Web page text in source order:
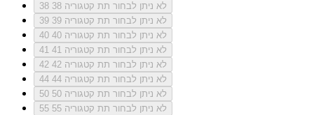
38
לא ניתן לבחור תת קטגוריה 38
39
לא ניתן לבחור תת קטגוריה 39
40
לא ניתן לבחור תת קטגוריה 40
41
לא ניתן לבחור תת קטגוריה 41
42
לא ניתן לבחור תת קטגוריה 42
44
לא ניתן לבחור תת קטגוריה 44
50
לא ניתן לבחור תת קטגוריה 50
55
לא ניתן לבחור תת קטגוריה 55